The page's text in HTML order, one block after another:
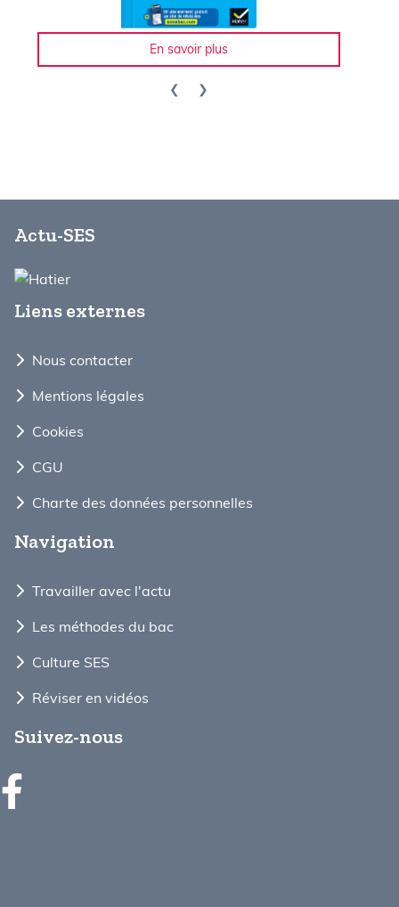
En savoir plus
Actu-SES
Liens externes
Nous contacter
Mentions légales
Cookies
CGU
Charte des données personnelles
Navigation
Travailler avec l'actu
Les méthodes du bac
Culture SES
Réviser en vidéos
Suivez-nous